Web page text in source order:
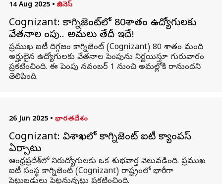
14 Aug 2025 • బిజినెస్
Cognizant: కాగ్నిజెంట్‌లో 80శాతం ఉద్యోగులకు
వేతనాల పెంపు.. అమలు తేదీ ఇదే!
ప్రముఖ ఐటీ దిగ్గజం కాగ్నిజెంట్‌ (Cognizant) 80 శాతం మంది
అర్హులైన ఉద్యోగులకు వేతనాల పెంపును నిర్ణయిస్తూ గురువారం
ప్రకటించింది. ఈ పెంపు నవంబర్‌ 1 నుంచి అమల్లోకి రానుందని
తెలిపింది.
26 Jun 2025 • భారతదేశం
Cognizant: విశాఖలో కాగ్నిజెంట్‌ ఐటీ క్యాంపస్‌
ఏర్పాటు
ఆంధ్రప్రదేశ్‌లో నిరుద్యోగులకు ఒక శుభవార్త వెలువడింది. ప్రముఖ
ఐటీ సంస్థ కాగ్నిజెంట్‌ (Cognizant) రాష్ట్రంలో భారీగా
పెట్టుబడులు పెట్టనున్నట్లు ప్రకటించింది.